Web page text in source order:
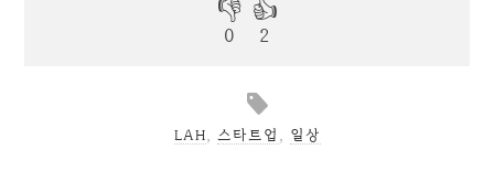
LAH 스타트업 일상